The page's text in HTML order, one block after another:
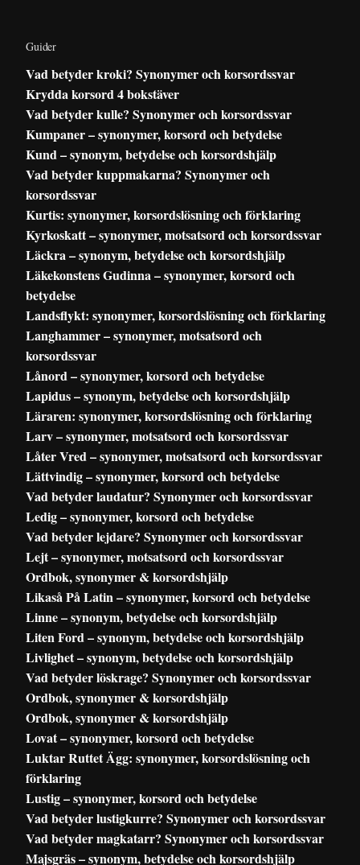
Guider
Vad betyder kroki? Synonymer och korsordssvar
Krydda korsord 4 bokstäver
Vad betyder kulle? Synonymer och korsordssvar
Kumpaner – synonymer, korsord och betydelse
Kund – synonym, betydelse och korsordshjälp
Vad betyder kuppmakarna? Synonymer och
korsordssvar
Kurtis: synonymer, korsordslösning och förklaring
Kyrkoskatt – synonymer, motsatsord och korsordssvar
Läckra – synonym, betydelse och korsordshjälp
Läkekonstens Gudinna – synonymer, korsord och
betydelse
Landsflykt: synonymer, korsordslösning och förklaring
Langhammer – synonymer, motsatsord och
korsordssvar
Lånord – synonymer, korsord och betydelse
Lapidus – synonym, betydelse och korsordshjälp
Läraren: synonymer, korsordslösning och förklaring
Larv – synonymer, motsatsord och korsordssvar
Låter Vred – synonymer, motsatsord och korsordssvar
Lättvindig – synonymer, korsord och betydelse
Vad betyder laudatur? Synonymer och korsordssvar
Ledig – synonymer, korsord och betydelse
Vad betyder lejdare? Synonymer och korsordssvar
Lejt – synonymer, motsatsord och korsordssvar
Ordbok, synonymer & korsordshjälp
Likaså På Latin – synonymer, korsord och betydelse
Linne – synonym, betydelse och korsordshjälp
Liten Ford – synonym, betydelse och korsordshjälp
Livlighet – synonym, betydelse och korsordshjälp
Vad betyder löskrage? Synonymer och korsordssvar
Ordbok, synonymer & korsordshjälp
Ordbok, synonymer & korsordshjälp
Lovat – synonymer, korsord och betydelse
Luktar Ruttet Ägg: synonymer, korsordslösning och
förklaring
Lustig – synonymer, korsord och betydelse
Vad betyder lustigkurre? Synonymer och korsordssvar
Vad betyder magkatarr? Synonymer och korsordssvar
Majsgräs – synonym, betydelse och korsordshjälp